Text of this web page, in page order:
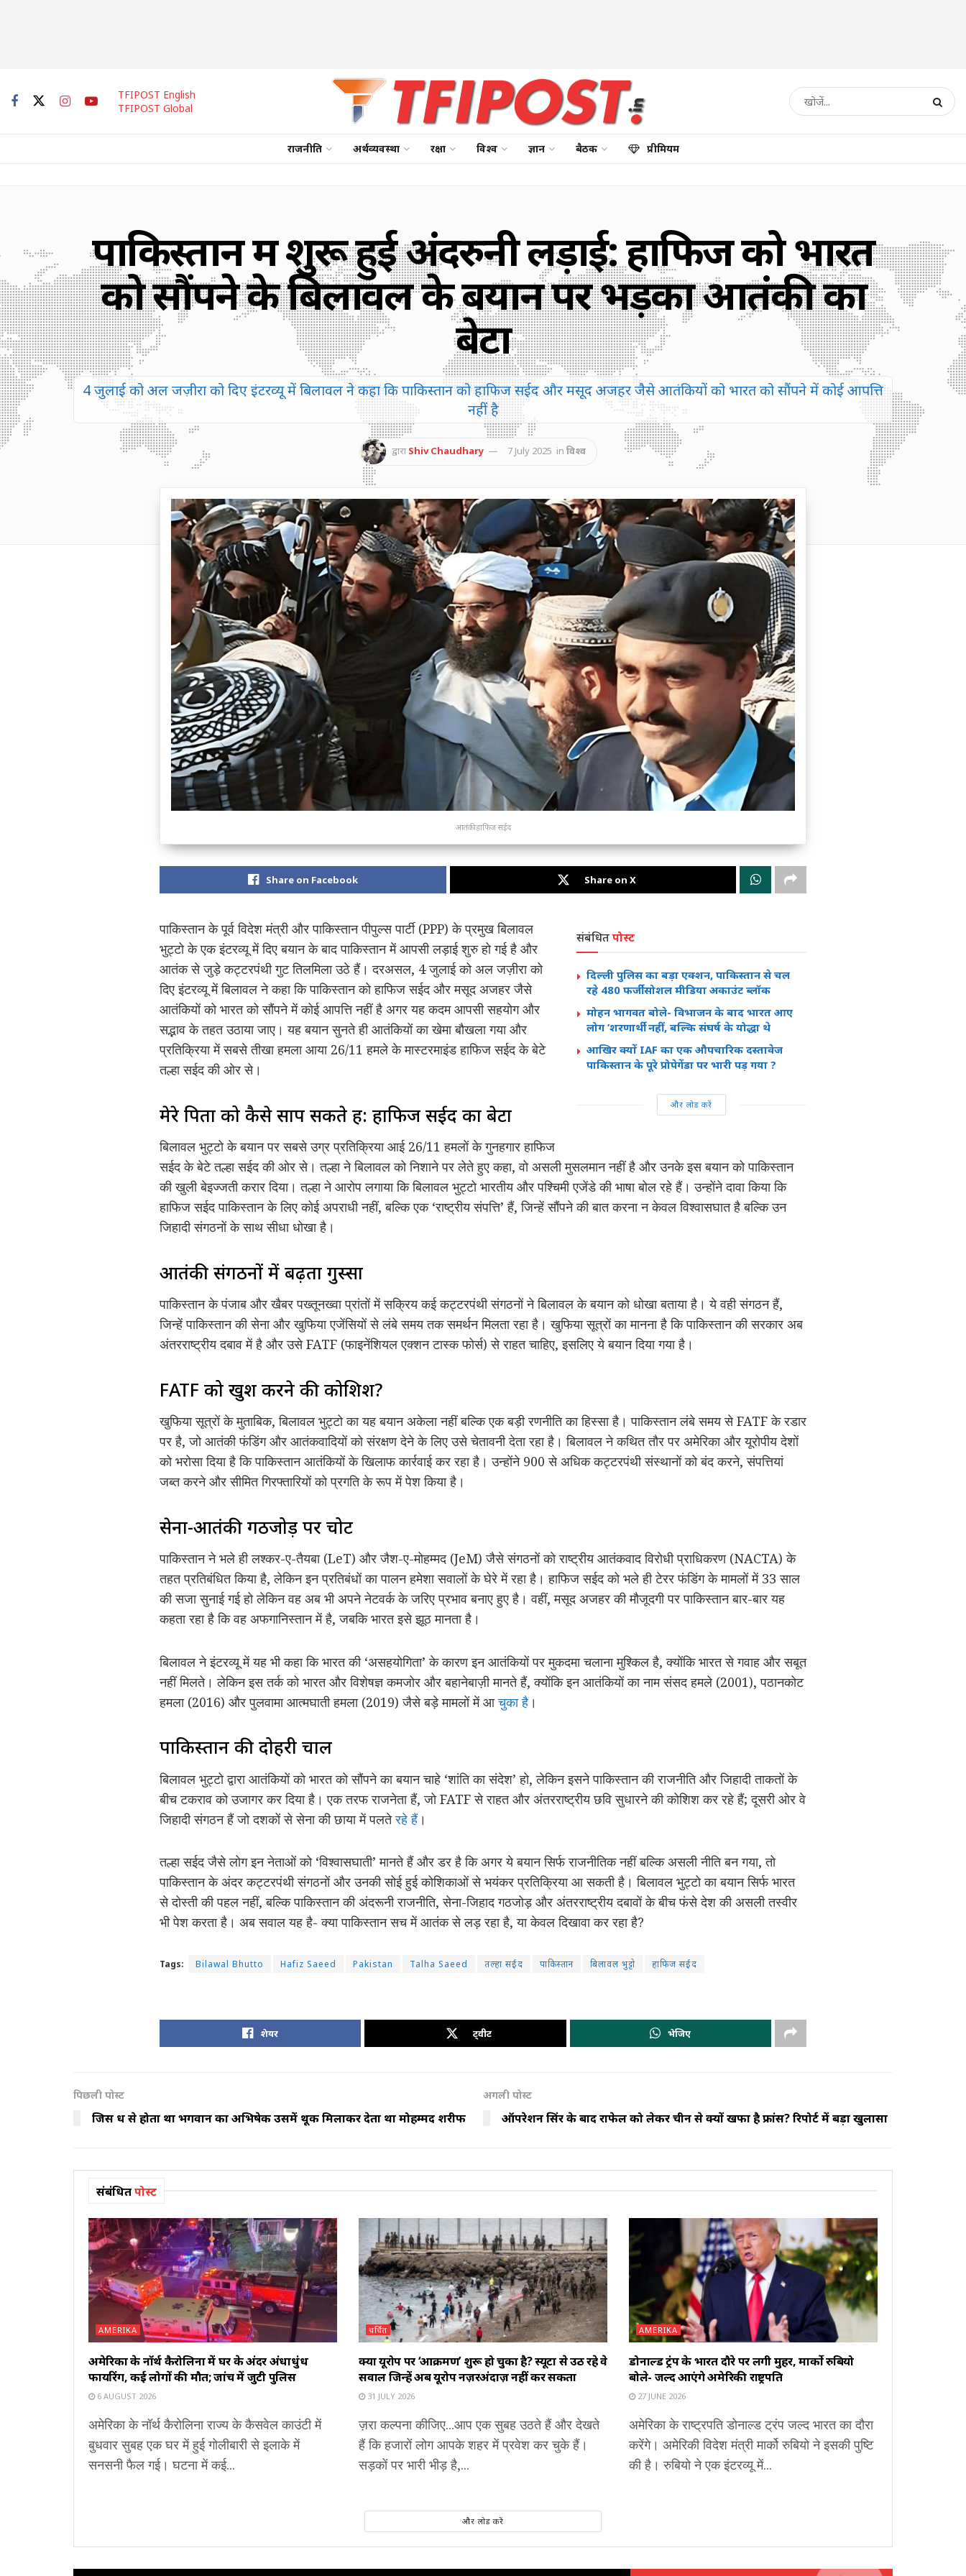
TFIPOST English
TFIPOST Global
राजनीति अर्थव्यवस्था रक्षा विश्व ज्ञान बैठक प्रीमियम
पाकिस्तान में शुरू हुई अंदरुनी लड़ाई: हाफिज को भारत
को सौंपने के बिलावल के बयान पर भड़का आतंकी का
बेटा
4 जुलाई को अल जज़ीरा को दिए इंटरव्यू में बिलावल ने कहा कि पाकिस्तान को हाफिज सईद और मसूद अजहर जैसे आतंकियों को भारत को सौंपने में कोई आपत्ति
नहीं है
द्वारा Shiv Chaudhary 7 July 2025 in विश्व
आतंकी हाफिज सईद
Share on Facebook Share on X
संबंधितपोस्ट
दिल्ली पुलिस का बड़ा एक्शन, पाकिस्तान से चल
रहे 480 फर्जी सोशल मीडिया अकाउंट ब्लॉक
मोहन भागवत बोले- विभाजन के बाद भारत आए
लोग ‘शरणार्थी’ नहीं, बल्कि संघर्ष के योद्धा थे
आखिर क्यों IAF का एक औपचारिक दस्तावेज
पाकिस्तान के पूरे प्रोपेगेंडा पर भारी पड़ गया ?
और लोड करें
पाकिस्तान के पूर्व विदेश मंत्री और पाकिस्तान पीपुल्स पार्टी (PPP) के प्रमुख बिलावल
भुट्टो के एक इंटरव्यू में दिए बयान के बाद पाकिस्तान में आपसी लड़ाई शुरु हो गई है और
आतंक से जुड़े कट्टरपंथी गुट तिलमिला उठे हैं। दरअसल, 4 जुलाई को अल जज़ीरा को
दिए इंटरव्यू में बिलावल ने कहा कि पाकिस्तान को हाफिज सईद और मसूद अजहर जैसे
आतंकियों को भारत को सौंपने में कोई आपत्ति नहीं है अगर यह कदम आपसी सहयोग और
सद्भाव के तहत उठाया जाए। यह बयान सुनते ही आतंकियों का खेमा बौखला गया और
प्रतिक्रिया में सबसे तीखा हमला आया 26/11 हमले के मास्टरमाइंड हाफिज सईद के बेटे
तल्हा सईद की ओर से।
मेरे पिता को कैसे सौंप सकते हैं: हाफिज सईद का बेटा
बिलावल भुट्टो के बयान पर सबसे उग्र प्रतिक्रिया आई 26/11 हमलों के गुनहगार हाफिज
सईद के बेटे तल्हा सईद की ओर से। तल्हा ने बिलावल को निशाने पर लेते हुए कहा, वो असली मुसलमान नहीं है और उनके इस बयान को पाकिस्तान
की खुली बेइज्जती करार दिया। तल्हा ने आरोप लगाया कि बिलावल भुट्टो भारतीय और पश्चिमी एजेंडे की भाषा बोल रहे हैं। उन्होंने दावा किया कि
हाफिज सईद पाकिस्तान के लिए कोई अपराधी नहीं, बल्कि एक ‘राष्ट्रीय संपत्ति’ हैं, जिन्हें सौंपने की बात करना न केवल विश्वासघात है बल्कि उन
जिहादी संगठनों के साथ सीधा धोखा है।
आतंकी संगठनों में बढ़ता गुस्सा
पाकिस्तान के पंजाब और खैबर पख्तूनख्वा प्रांतों में सक्रिय कई कट्टरपंथी संगठनों ने बिलावल के बयान को धोखा बताया है। ये वही संगठन हैं,
जिन्हें पाकिस्तान की सेना और खुफिया एजेंसियों से लंबे समय तक समर्थन मिलता रहा है। खुफिया सूत्रों का मानना है कि पाकिस्तान की सरकार अब
अंतरराष्ट्रीय दबाव में है और उसे FATF (फाइनेंशियल एक्शन टास्क फोर्स) से राहत चाहिए, इसलिए ये बयान दिया गया है।
FATF को खुश करने की कोशिश?
खुफिया सूत्रों के मुताबिक, बिलावल भुट्टो का यह बयान अकेला नहीं बल्कि एक बड़ी रणनीति का हिस्सा है। पाकिस्तान लंबे समय से FATF के रडार
पर है, जो आतंकी फंडिंग और आतंकवादियों को संरक्षण देने के लिए उसे चेतावनी देता रहा है। बिलावल ने कथित तौर पर अमेरिका और यूरोपीय देशों
को भरोसा दिया है कि पाकिस्तान आतंकियों के खिलाफ कार्रवाई कर रहा है। उन्होंने 900 से अधिक कट्टरपंथी संस्थानों को बंद करने, संपत्तियां
जब्त करने और सीमित गिरफ्तारियों को प्रगति के रूप में पेश किया है।
सेना-आतंकी गठजोड़ पर चोट
पाकिस्तान ने भले ही लश्कर-ए-तैयबा (LeT) और जैश-ए-मोहम्मद (JeM) जैसे संगठनों को राष्ट्रीय आतंकवाद विरोधी प्राधिकरण (NACTA) के
तहत प्रतिबंधित किया है, लेकिन इन प्रतिबंधों का पालन हमेशा सवालों के घेरे में रहा है। हाफिज सईद को भले ही टेरर फंडिंग के मामलों में 33 साल
की सजा सुनाई गई हो लेकिन वह अब भी अपने नेटवर्क के जरिए प्रभाव बनाए हुए है। वहीं, मसूद अजहर की मौजूदगी पर पाकिस्तान बार-बार यह
कहता रहा है कि वह अफगानिस्तान में है, जबकि भारत इसे झूठ मानता है।
बिलावल ने इंटरव्यू में यह भी कहा कि भारत की ‘असहयोगिता’ के कारण इन आतंकियों पर मुकदमा चलाना मुश्किल है, क्योंकि भारत से गवाह और सबूत
नहीं मिलते। लेकिन इस तर्क को भारत और विशेषज्ञ कमजोर और बहानेबाज़ी मानते हैं, क्योंकि इन आतंकियों का नाम संसद हमले (2001), पठानकोट
हमला (2016) और पुलवामा आत्मघाती हमला (2019) जैसे बड़े मामलों में आचुका है ।
पाकिस्तान की दोहरी चाल
बिलावल भुट्टो द्वारा आतंकियों को भारत को सौंपने का बयान चाहे ‘शांति का संदेश’ हो, लेकिन इसने पाकिस्तान की राजनीति और जिहादी ताकतों के
बीच टकराव को उजागर कर दिया है। एक तरफ राजनेता हैं, जो FATF से राहत और अंतरराष्ट्रीय छवि सुधारने की कोशिश कर रहे हैं; दूसरी ओर वे
जिहादी संगठन हैं जो दशकों से सेना की छाया में पलतेरहे हैं।
तल्हा सईद जैसे लोग इन नेताओं को ‘विश्वासघाती’ मानते हैं और डर है कि अगर ये बयान सिर्फ राजनीतिक नहीं बल्कि असली नीति बन गया, तो
पाकिस्तान के अंदर कट्टरपंथी संगठनों और उनकी सोई हुई कोशिकाओं से भयंकर प्रतिक्रिया आ सकती है। बिलावल भुट्टो का बयान सिर्फ भारत
से दोस्ती की पहल नहीं, बल्कि पाकिस्तान की अंदरूनी राजनीति, सेना-जिहाद गठजोड़ और अंतरराष्ट्रीय दबावों के बीच फंसे देश की असली तस्वीर
भी पेश करता है। अब सवाल यह है- क्या पाकिस्तान सच में आतंक से लड़ रहा है, या केवल दिखावा कर रहा है?
Tags: Bilawal Bhutto Hafiz Saeed Pakistan Talha Saeed तल्हा सईद पाकिस्तान बिलावल भुट्टो हाफिज सईद
शेयर ट्वीट भेजिए
पिछली पोस्ट
जिस दूध से होता था भगवान का अभिषेक उसमें थूक मिलाकर देता था मोहम्मद शरीफ
अगली पोस्ट
ऑपरेशन सिंदूर के बाद राफेल को लेकर चीन से क्यों खफा है फ्रांस? रिपोर्ट में बड़ा खुलासा
संबंधितपोस्ट
AMERIKA
अमेरिका के नॉर्थ कैरोलिना में घर के अंदर अंधाधुंध
फायरिंग, कई लोगों की मौत; जांच में जुटी पुलिस
6 AUGUST 2026
अमेरिका के नॉर्थ कैरोलिना राज्य के कैसवेल काउंटी में
बुधवार सुबह एक घर में हुई गोलीबारी से इलाके में
सनसनी फैल गई। घटना में कई...
चर्चित
क्या यूरोप पर ‘आक्रमण’ शुरू हो चुका है? स्यूटा से उठ रहे वे
सवाल जिन्हें अब यूरोप नज़रअंदाज़ नहीं कर सकता
31 JULY 2026
ज़रा कल्पना कीजिए...आप एक सुबह उठते हैं और देखते
हैं कि हजारों लोग आपके शहर में प्रवेश कर चुके हैं।
सड़कों पर भारी भीड़ है,...
AMERIKA
डोनाल्ड ट्रंप के भारत दौरे पर लगी मुहर, मार्को रुबियो
बोले- जल्द आएंगे अमेरिकी राष्ट्रपति
27 JUNE 2026
अमेरिका के राष्ट्रपति डोनाल्ड ट्रंप जल्द भारत का दौरा
करेंगे। अमेरिकी विदेश मंत्री मार्को रुबियो ने इसकी पुष्टि
की है। रुबियो ने एक इंटरव्यू में...
और लोड करें